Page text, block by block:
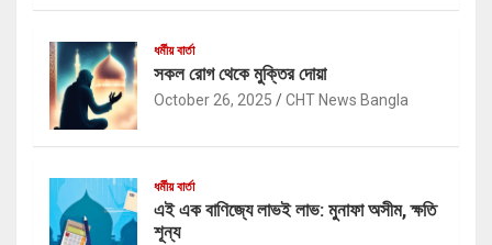
ধর্মীয় বার্তা
সকল রোগ থেকে মুক্তির দোয়া
October 26, 2025 CHT News Bangla
ধর্মীয় বার্তা
এই এক বাণিজ্যে লাভই লাভ: মুনাফা অসীম, ক্ষতি
শূন্য